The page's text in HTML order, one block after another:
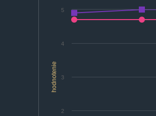
hodnotenie
2
3
4
5